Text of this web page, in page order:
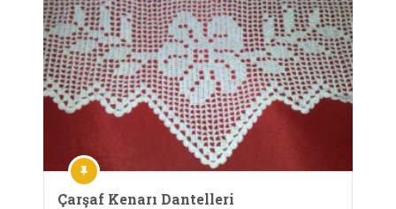
Çarşaf Kenarı Dantelleri